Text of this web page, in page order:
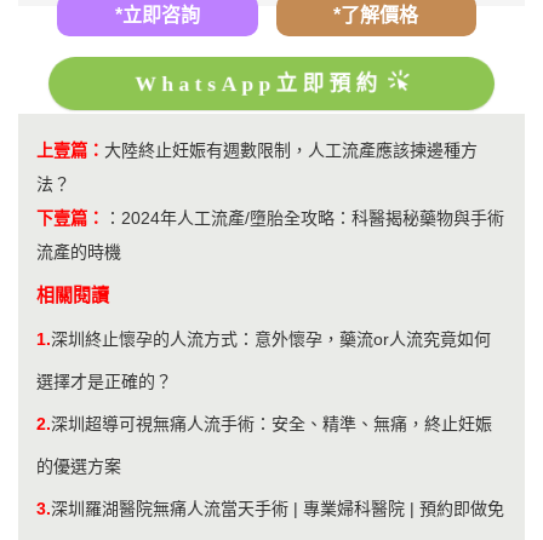
*立即咨詢 *了解價格
WhatsApp立即預約
上壹篇： 大陸終止妊娠有週數限制，人工流產應該揀邊種方
法？
下壹篇：
： 2024年人工流產/墮胎全攻略：科醫揭秘藥物與手術
流產的時機
相關閱讀
1.深圳終止懷孕的人流方式：意外懷孕，藥流or人流究竟如何
選擇才是正確的？
2.深圳超導可視無痛人流手術：安全、精準、無痛，終止妊娠
的優選方案
3.深圳羅湖醫院無痛人流當天手術 | 專業婦科醫院 | 預約即做免